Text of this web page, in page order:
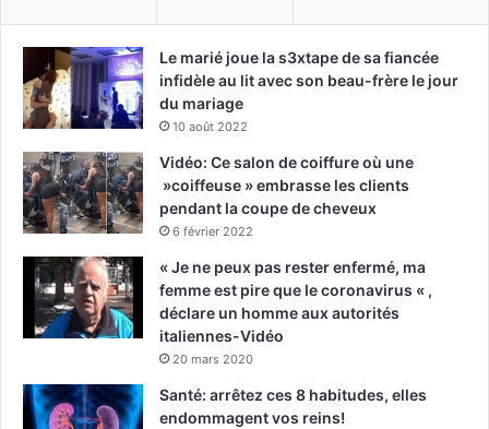
Le marié joue la s3xtape de sa fiancée
infidèle au lit avec son beau-frère le jour
du mariage
10 août 2022
Vidéo: Ce salon de coiffure où une
»coiffeuse » embrasse les clients
pendant la coupe de cheveux
6 février 2022
« Je ne peux pas rester enfermé, ma
femme est pire que le coronavirus « ,
déclare un homme aux autorités
italiennes-Vidéo
20 mars 2020
Santé: arrêtez ces 8 habitudes, elles
endommagent vos reins!